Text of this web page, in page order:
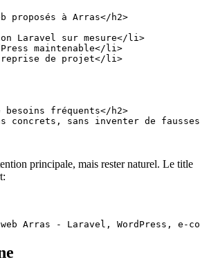
proposés à Arras</h2>
Laravel sur mesure</li>
maintenable</li>
de projet</li>
besoins fréquents</h2>
concrets, sans inventer de
principale, mais rester naturel. Le title
Arras - Laravel, WordPress, e-